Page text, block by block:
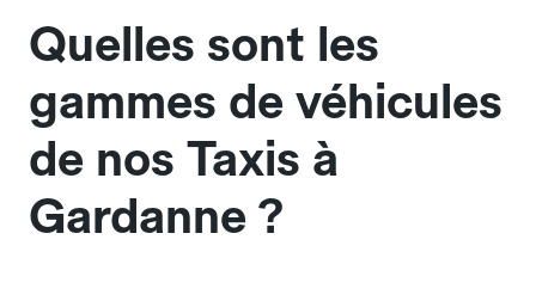
Quelles sont les
gammes de véhicules
de nos Taxis à
Gardanne ?